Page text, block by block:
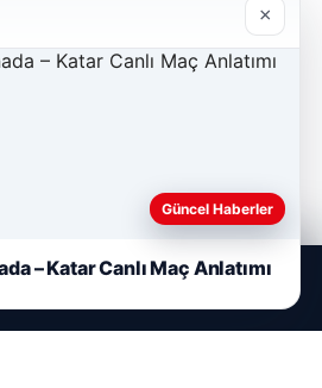
×
Güncel Haberler
– Katar Canlı Maç Anlatımı